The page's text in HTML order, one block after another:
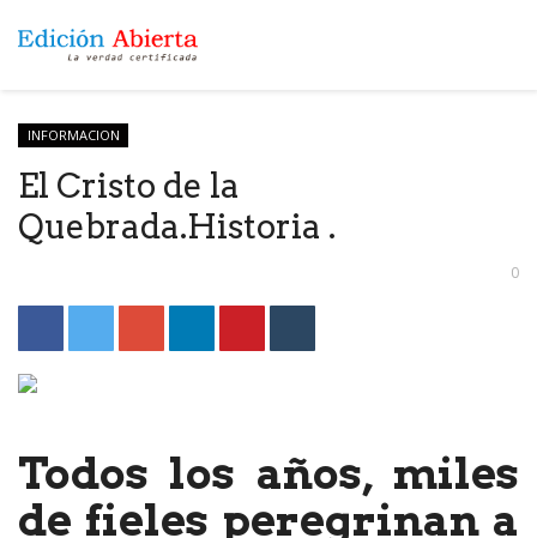
INFORMACION
El Cristo de la
Quebrada.Historia .
0
Todos los años, miles
de fieles peregrinan a